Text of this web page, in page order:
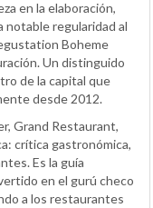
en la elaboración,
notable regularidad al
Boheme
Un distinguido
de la capital que
desde 2012.
Grand Restaurant,
crítica gastronómica,
Es la guía
en el gurú checo
a los restaurantes